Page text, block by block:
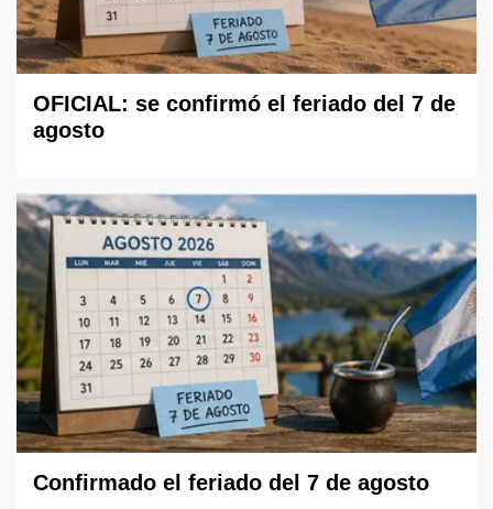
OFICIAL: se confirmó el feriado del 7 de
agosto
Confirmado el feriado del 7 de agosto